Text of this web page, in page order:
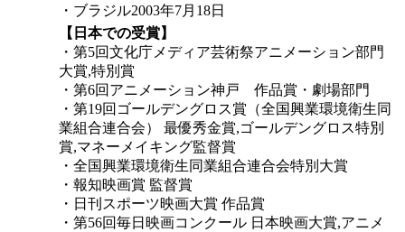
・ブラジル2003年7月18日
【日本での受賞】
・第5回文化庁メディア芸術祭アニメーション部門
大賞,特別賞
・第6回アニメーション神戸 作品賞・劇場部門
・第19回ゴールデングロス賞（全国興業環境衛生同
業組合連合会） 最優秀金賞,ゴールデングロス特別
賞,マネーメイキング監督賞
・全国興業環境衛生同業組合連合会特別大賞
・報知映画賞 監督賞
・日刊スポーツ映画大賞 作品賞
・第56回毎日映画コンクール 日本映画大賞,アニメ